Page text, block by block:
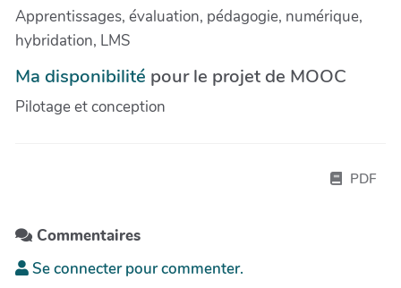
Apprentissages, évaluation, pédagogie, numérique,
hybridation, LMS
Ma disponibilité pour le projet de MOOC
Pilotage et conception
PDF
Commentaires
Se connecter pour commenter.